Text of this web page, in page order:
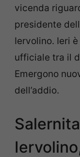
vicenda
presidente
Iervolino. Ieri
ufficiale tra il
Emergono
dell’addio.